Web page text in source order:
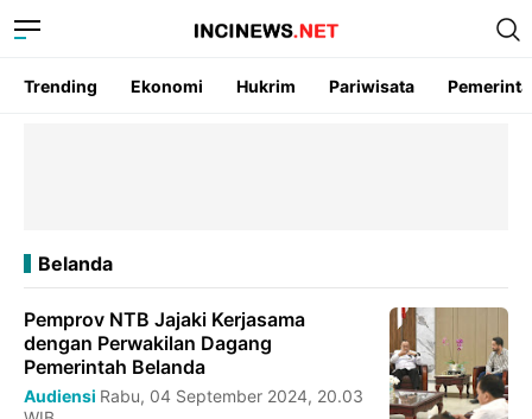
Trending Ekonomi Hukrim Pariwisata
Belanda
Pemprov NTB Jajaki Kerjasama
dengan Perwakilan Dagang
Pemerintah Belanda
Audiensi Rabu, 04 September 2024, 20.03